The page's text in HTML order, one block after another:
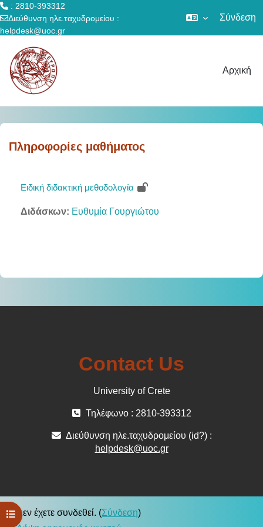
: 2810-393312
Διεύθυνση ηλε.ταχυδρομείου :
helpdesk@uoc.gr
Σύνδεση
Αρχική
Άνοιγμα ευρετηρίου μαθήματος
Πληροφορίες μαθήματος
Ειδική διδακτική μεθοδολογία
Διδάσκων: Ευθυμία Γουργιώτου
Contact Us
University of Crete
Τηλέφωνο : 2810-393312
Διεύθυνση ηλε.ταχυδρομείου (id?) :
helpdesk@uoc.gr
Δεν έχετε συνδεθεί. (Σύνδεση)